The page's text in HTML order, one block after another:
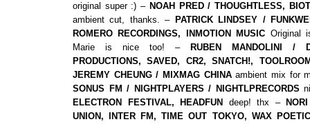
original super :) – NOAH PRED / THOUGHTLESS,
ambient cut, thanks. – PATRICK LINDSEY /
ROMERO RECORDINGS, INMOTION MUSIC Original
Marie is nice too! –
RUBEN MANDOLINI /
PRODUCTIONS, SAVED, CR2, SNATCH!,
JEREMY CHEUNG / MIXMAG CHINAambient mix for
SONUS FM / NIGHTPLAYERS / NIGHTLPRECORDS
ELECTRON FESTIVAL, HEADFUN
deep! thx –
UNION, INTER FM, TIME OUT TOKYO, WAX